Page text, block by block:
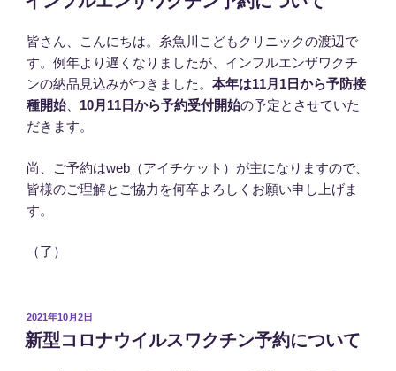
日:
皆さん、こんにちは。糸魚川こどもクリニックの渡辺で
す。例年より遅くなりましたが、インフルエンザワクチ
ンの納品見込みがつきました。 本年は11月1日から予防接
種開始
10月11日から予約受付開始の予定とさせていた
だきます。
尚、ご予約はweb（アイチケット）が主になりますので、
皆様のご理解とご協力を何卒よろしくお願い申し上げま
す。
（了）
投
稿
日:
2021年10月2日
新型コロナウイルスワクチン予約について